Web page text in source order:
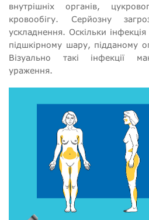
внутрішніх органів,
кровообігу. Серйозну
ускладнення. Оскільки
підшкірному шару, підданому
Візуально такі інфекції
ураження.